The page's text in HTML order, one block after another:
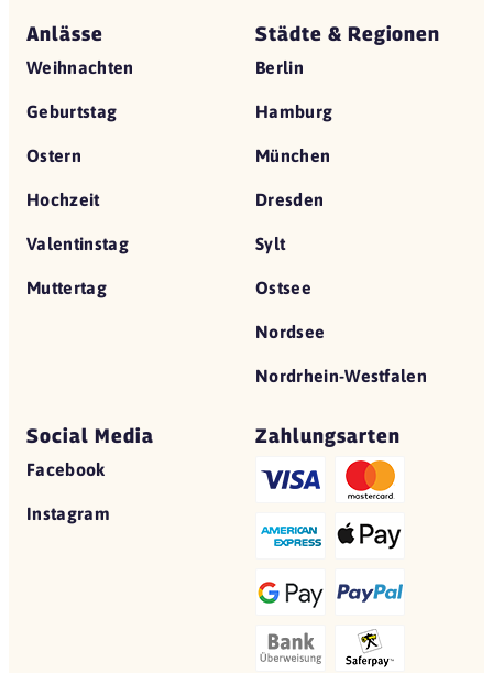
Anlässe
Weihnachten
Geburtstag
Ostern
Hochzeit
Valentinstag
Muttertag
Städte & Regionen
Berlin
Hamburg
München
Dresden
Sylt
Ostsee
Nordsee
Nordrhein-Westfalen
Social Media
Facebook
Instagram
Zahlungsarten